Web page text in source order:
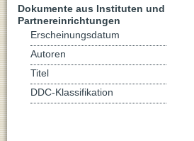
Dokumente aus Instituten und
Partnereinrichtungen
Erscheinungsdatum
Autoren
Titel
DDC-Klassifikation